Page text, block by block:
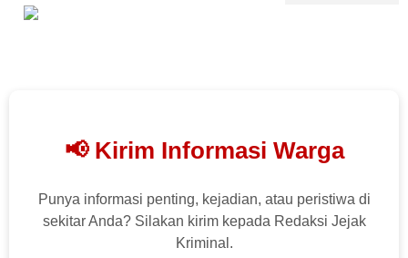
📢 Kirim Informasi Warga
Punya informasi penting, kejadian, atau peristiwa di
sekitar Anda? Silakan kirim kepada Redaksi Jejak
Kriminal.